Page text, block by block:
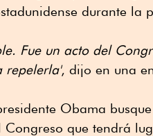
durante la
Fue un acto del
repelerla', dijo en una
Obama busque
que tendrá